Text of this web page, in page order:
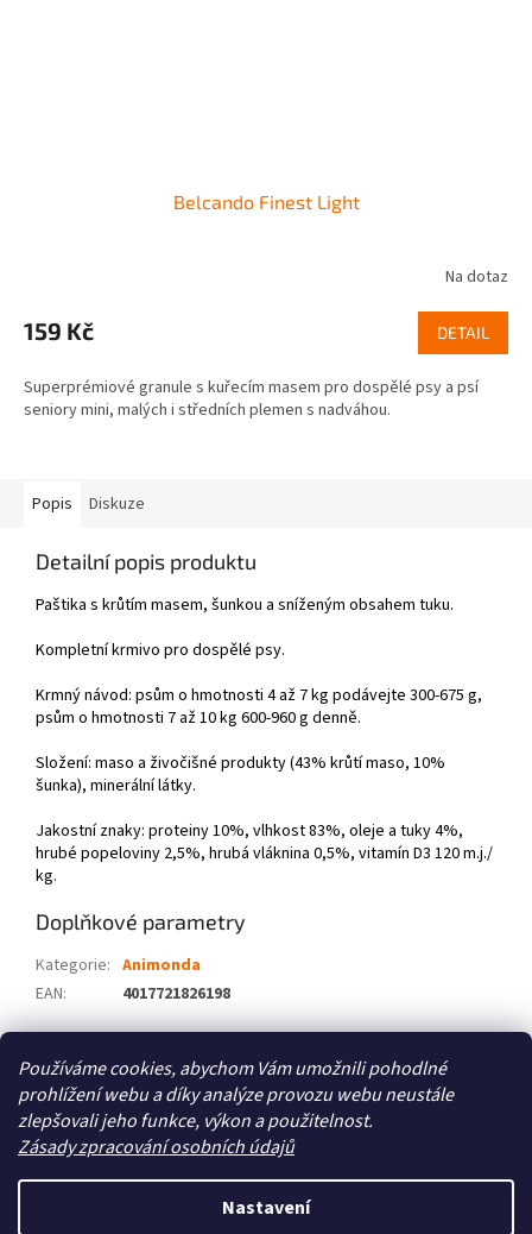
Používáme cookies, abychom Vám umožnili pohodlné
prohlížení webu a díky analýze provozu webu neustále
zlepšovali jeho funkce, výkon a použitelnost.
Zásady zpracování osobních údajů
Nastavení
Belcando Finest Light
Na dotaz
159 Kč DETAIL
Superprémiové granule s kuřecím masem pro dospělé psy a psí
seniory mini, malých i středních plemen s nadváhou.
Popis Diskuze
Detailní popis produktu
Paštika s krůtím masem, šunkou a sníženým obsahem tuku.
Kompletní krmivo pro dospělé psy.
Krmný návod: psům o hmotnosti 4 až 7 kg podávejte 300-675 g,
psům o hmotnosti 7 až 10 kg 600-960 g denně.
Složení: maso a živočišné produkty (43% krůtí maso, 10%
šunka), minerální látky.
Jakostní znaky: proteiny 10%, vlhkost 83%, oleje a tuky 4%,
hrubé popeloviny 2,5%, hrubá vláknina 0,5%, vitamín D3 120 m.j./
kg.
Doplňkové parametry
Kategorie: Animonda
EAN: 4017721826198
Zboží.cz Heureka.cz
Vytvořil Shoptet